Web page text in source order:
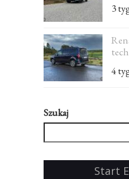
3
4
Szukaj
Start